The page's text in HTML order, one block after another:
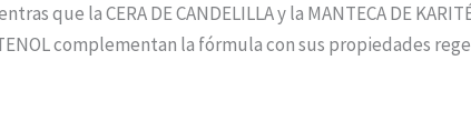
que la CERA DE CANDELILLA y la MANTECA DE
complementan la fórmula con sus propiedades